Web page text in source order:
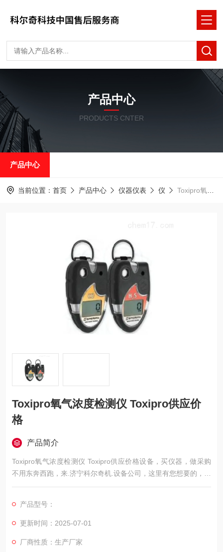
产品中心
PRODUCTS CNTER
产品中心
当前位置： 首页 产品中心 仪器仪表 仪 Toxipro氧气浓度检测仪 Toxipro供应价格
Toxipro氧气浓度检测仪 Toxipro供应价
格
产品简介
Toxipro氧气浓度检测仪 Toxipro供应价格设备，买仪器，做采购
不用东奔西跑，来.济宁科尔奇机.设备公司，这里有您想要的，想
看的，满意
的产品，.。
安全：您的安全，我们。
价格：我们为您提供更大的利润空间。
产品型号：
更新时间：2025-07-01
厂商性质：生产厂家